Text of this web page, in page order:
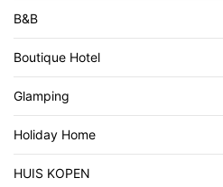
B&B
Boutique Hotel
Glamping
Holiday Home
HUIS KOPEN